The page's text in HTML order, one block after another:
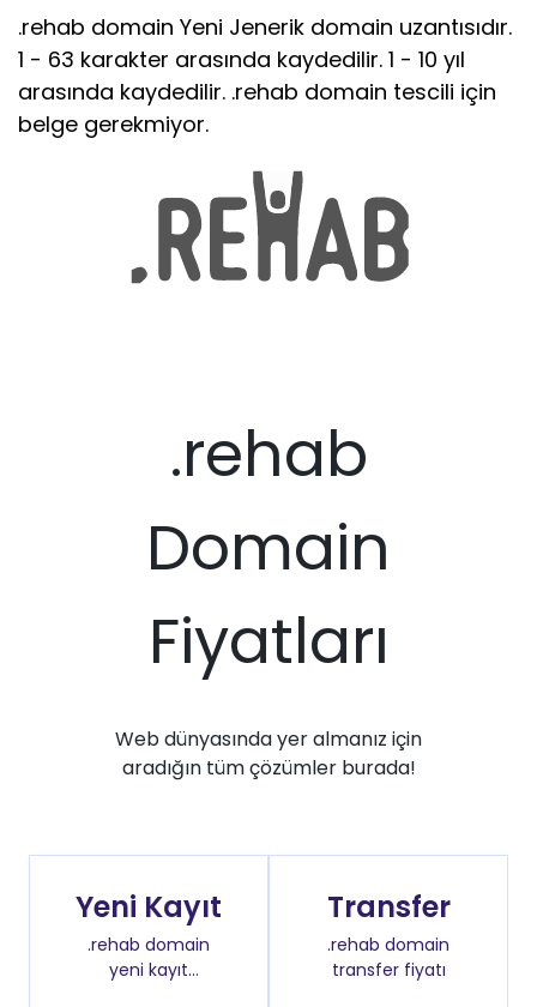
.rehab domain Yeni Jenerik domain uzantısıdır.
1 - 63 karakter arasında kaydedilir. 1 - 10 yıl
arasında kaydedilir. .rehab domain tescili için
belge gerekmiyor.
.rehab
Domain
Fiyatları
Web dünyasında yer almanız için
aradığın tüm çözümler burada!
Yeni Kayıt
.rehab domain
yeni kayıt
Transfer
.rehab domain
transfer fiyatı